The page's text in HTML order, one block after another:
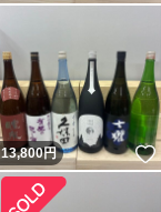
いね！
13,800円